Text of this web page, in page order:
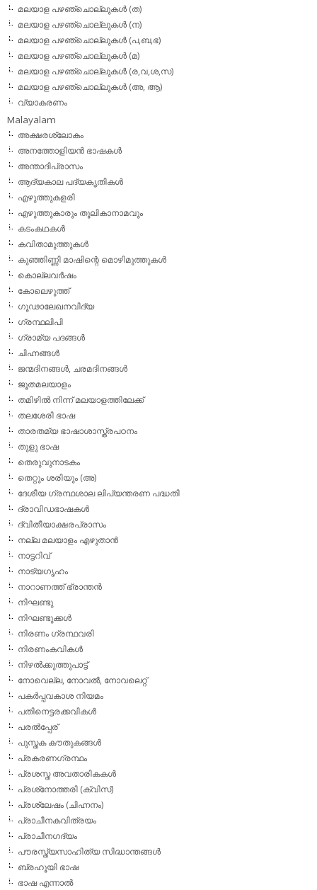
മലയാള പഴഞ്ചൊല്ലുകള്‍ (ത)
മലയാള പഴഞ്ചൊല്ലുകള്‍ (ന)
മലയാള പഴഞ്ചൊല്ലുകള്‍ (പ,ബ,ഭ)
മലയാള പഴഞ്ചൊല്ലുകള്‍ (മ)
മലയാള പഴഞ്ചൊല്ലുകള്‍ (ര,വ,ശ,സ)
മലയാള പഴഞ്ചൊല്ലുകൾ (അ, ആ)
വ്യാകരണം
Malayalam
അക്ഷരശ്ലോകം
അനത്തോളിയന്‍ ഭാഷകള്‍
അന്താദിപ്രാസം
ആദ്യകാല പദ്യകൃതികള്‍
എഴുത്തുകളരി
എഴുത്തുകാരും തൂലികാനാമവും
കടംകഥകള്‍
കവിതാമുത്തുകള്‍
കുഞ്ഞിണ്ണി മാഷിന്റെ മൊഴിമുത്തുകള്‍
കൊല്ലവര്‍ഷം
കോലെഴുത്ത്
ഗൂഢാലേഖനവിദ്യ
ഗ്രന്ഥലിപി
ഗ്രാമ്യ പദങ്ങള്‍
ചിഹ്നങ്ങള്‍
ജന്മദിനങ്ങള്‍, ചരമദിനങ്ങള്‍
ജൂതമലയാളം
തമിഴില്‍ നിന്ന് മലയാളത്തിലേക്ക്
തലശേരി ഭാഷ
താരതമ്യ ഭാഷാശാസ്ത്രപഠനം
തുളു ഭാഷ
തെരുവുനാടകം
തെറ്റും ശരിയും (അ)
ദേശീയ ഗ്രന്ഥശാല ലിപ്യന്തരണ പദ്ധതി
ദ്രാവിഡഭാഷകള്‍
ദ്വിതീയാക്ഷരപ്രാസം
നല്ല മലയാളം എഴുതാന്‍
നാട്ടറിവ്
നാട്യഗൃഹം
നാറാണത്ത് ഭ്രാന്തന്‍
നിഘണ്ടു
നിഘണ്ടുക്കള്‍
നിരണം ഗ്രന്ഥവരി
നിരണംകവികള്‍
നിഴല്‍ക്കുത്തുപാട്ട്
നോവെല്ല, നോവല്‍, നോവലെറ്റ്
പകര്‍പ്പവകാശ നിയമം
പതിനെട്ടരക്കവികള്‍
പരല്‍പ്പേര്
പുസ്തക കൗതുകങ്ങള്‍
പ്രകരണഗ്രന്ഥം
പ്രശസ്ത അവതാരികകള്‍
പ്രശ്‌നോത്തരി (ക്വിസ്)
പ്രശ്ലേഷം (ചിഹ്നനം)
പ്രാചീനകവിത്രയം
പ്രാചീനഗദ്യം
പൗരസ്ത്യസാഹിത്യ സിദ്ധാന്തങ്ങള്‍
ബ്രഹൂയി ഭാഷ
ഭാഷ എന്നാല്‍